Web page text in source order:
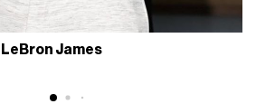
James